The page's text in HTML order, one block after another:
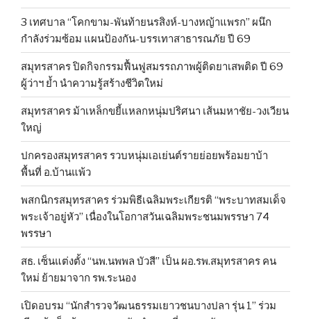
3 เทศบาล “โคกขาม-พันท้ายนรสิงห์-บางหญ้าแพรก” ผนึก
กำลังร่วมซ้อม แผนป้องกัน-บรรเทาสาธารณภัย ปี 69
สมุทรสาคร ปิดกิจกรรมฟื้นฟูสมรรถภาพผู้ติดยาเสพติด ปี 69
ผู้ว่าฯ ย้ำ นำความรู้สร้างชีวิตใหม่
สมุทรสาคร ม้าเหล็กขยี้แหลกหนุ่มปริศนา เส้นมหาชัย-วงเวียน
ใหญ่
ปกครองสมุทรสาคร รวบหนุ่มเอเย่นต์รายย่อยพร้อมยาบ้า
พื้นที่ อ.บ้านแพ้ว
พสกนิกรสมุทรสาคร ร่วมพิธีเฉลิมพระเกียรติ “พระบาทสมเด็จ
พระเจ้าอยู่หัว” เนื่องในโอกาสวันเฉลิมพระชนมพรรษา 74
พรรษา
สธ. เซ็นแต่งตั้ง “นพ.นพพล บัวสี” เป็น ผอ.รพ.สมุทรสาคร คน
ใหม่ ย้ายมาจาก รพ.ระนอง
เปิดอบรม “นักสำรวจวัฒนธรรมเยาวชนบางปลา รุ่น 1” ร่วม